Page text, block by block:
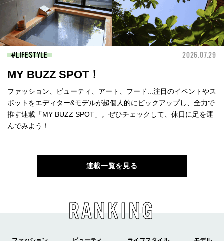
LIFESTYLE 2026.07.29
MY BUZZ SPOT！
ファッション、ビューティ、アート、フード...注目のイベントやス
ポットをエディター&モデルが超個人的にピックアップし、全力で
推す連載「MY BUZZ SPOT」。ぜひチェックして、休日に足を運
んでみよう！
連載一覧を見る
RANKING